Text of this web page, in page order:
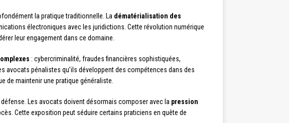
la pratique traditionnelle. La dématérialisation des
électroniques avec les juridictions. Cette révolution numérique
leur engagement dans ce domaine.
: cybercriminalité, fraudes financières sophistiquées,
pénalistes qu’ils développent des compétences dans des
de maintenir une pratique généraliste.
Les avocats doivent désormais composer avec la pression
Cette exposition peut séduire certains praticiens en quête de